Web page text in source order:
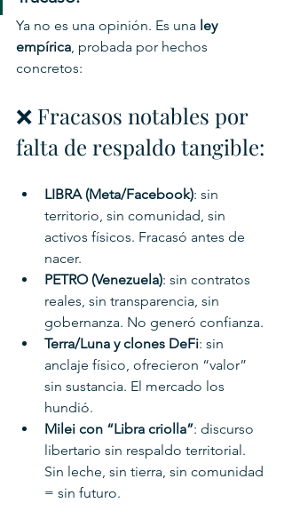
Ya no es una opinión. Es una ley
empírica, probada por hechos
concretos:
❌ Fracasos notables por
falta de respaldo tangible:
LIBRA (Meta/Facebook): sin
territorio, sin comunidad, sin
activos físicos. Fracasó antes de
nacer.
PETRO (Venezuela): sin contratos
reales, sin transparencia, sin
gobernanza. No generó confianza.
Terra/Luna y clones DeFi: sin
anclaje físico, ofrecieron “valor”
sin sustancia. El mercado los
hundió.
Milei con “Libra criolla”: discurso
libertario sin respaldo territorial.
Sin leche, sin tierra, sin comunidad
= sin futuro.